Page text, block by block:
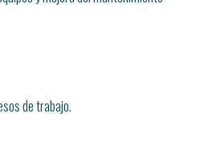
de trabajo.